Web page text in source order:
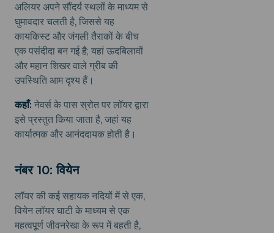
अलियर अपने सौंदर्य स्थलों के माध्यम से
घुमावदार चलती है, जिससे यह
कायकिस्ट और जंगली तैराकों के बीच
एक पसंदीदा बन गई है; यहां ऊदबिलावों
और महान शिखर वाले ग्रीब की
उपस्थिति आम दृश्य हैं।
कहाँ: नेवर्स के पास स्रोत पर लॉयर द्वारा
इसे प्रस्तुत किया जाता है, जहां यह
कार्यात्मक और आनंददायक होती है।
नंबर 10: वियेन
लॉयर की कई सहायक नदियों में से एक,
वियेन लॉयर घाटी के माध्यम से एक
महत्वपूर्ण जीवनरेखा के रूप में बहती है,